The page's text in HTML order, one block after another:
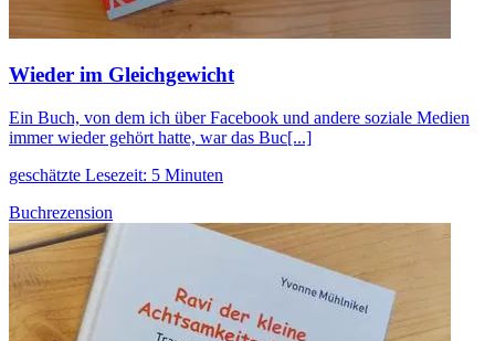
Wieder im Gleichgewicht
Ein Buch, von dem ich über Facebook und andere soziale Medien
immer wieder gehört hatte, war das Buc[...]
geschätzte Lesezeit: 5 Minuten
Buchrezension